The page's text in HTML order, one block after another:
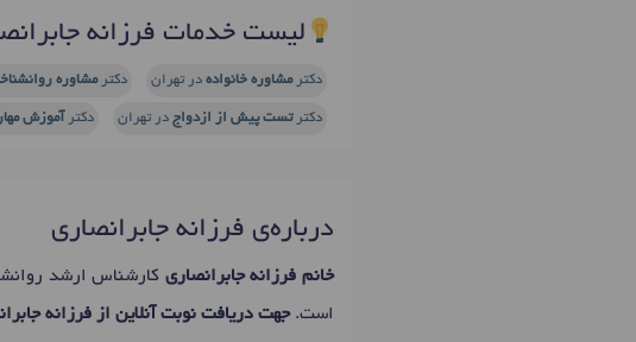
لیست خدمات فرزانه
دکترمشاوره خانواده در تهران دکترمشاوره
دکترتست پیش از ازدواج در تهران دکتر آموزش
درباره‌ی فرزانه جابرانصاری
خانم فرزانه جابرانصاری کارشناس ارشد
است.جهت دریافت نوبت آنلاین از فرزانه